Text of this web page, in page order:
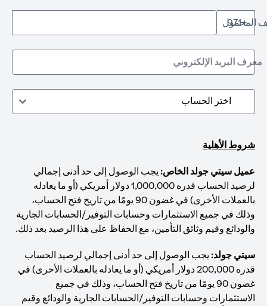
+971
المحمول
معرف البريد الإلكتروني
شروط الأهلية
عميل سيتي جولد الخاص: يجب الوصول إلى حد أدنى إجمالي
لرصيد الحساب قدره 1,000,000 دولار أمريكي (أو ما يعادله
بالعملات الأخرى) في غضون 90 يومًا من تاريخ فتح الحساب،
وذلك في جميع الاستثمارات وحسابات التوفير/الحسابات الجارية
والودائع وقيم وثائق التأمين، مع الحفاظ على هذا الرصيد بعد ذلك.
سيتي جولد: يجب الوصول إلى حد أدنى إجمالي لرصيد الحساب
قدره 200,000 دولار أمريكي (أو ما يعادله بالعملات الأخرى) في
غضون 90 يومًا من تاريخ فتح الحساب، وذلك في جميع
الاستثمارات وحسابات التوفير/الحسابات الجارية والودائع وقيم